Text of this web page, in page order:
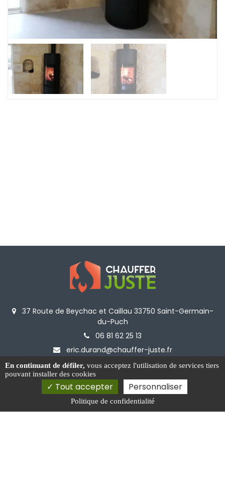
37 Route de Beychac et Caillau 33750 Saint-Germain-
du-Puch
06 81 62 25 13
eric.durand@chauffer-juste.fr
En continuant de défiler, vous acceptez l'utilisation de services tiers
pouvant installer des cookies
Tout accepter Personnaliser
Politique de confidentialité